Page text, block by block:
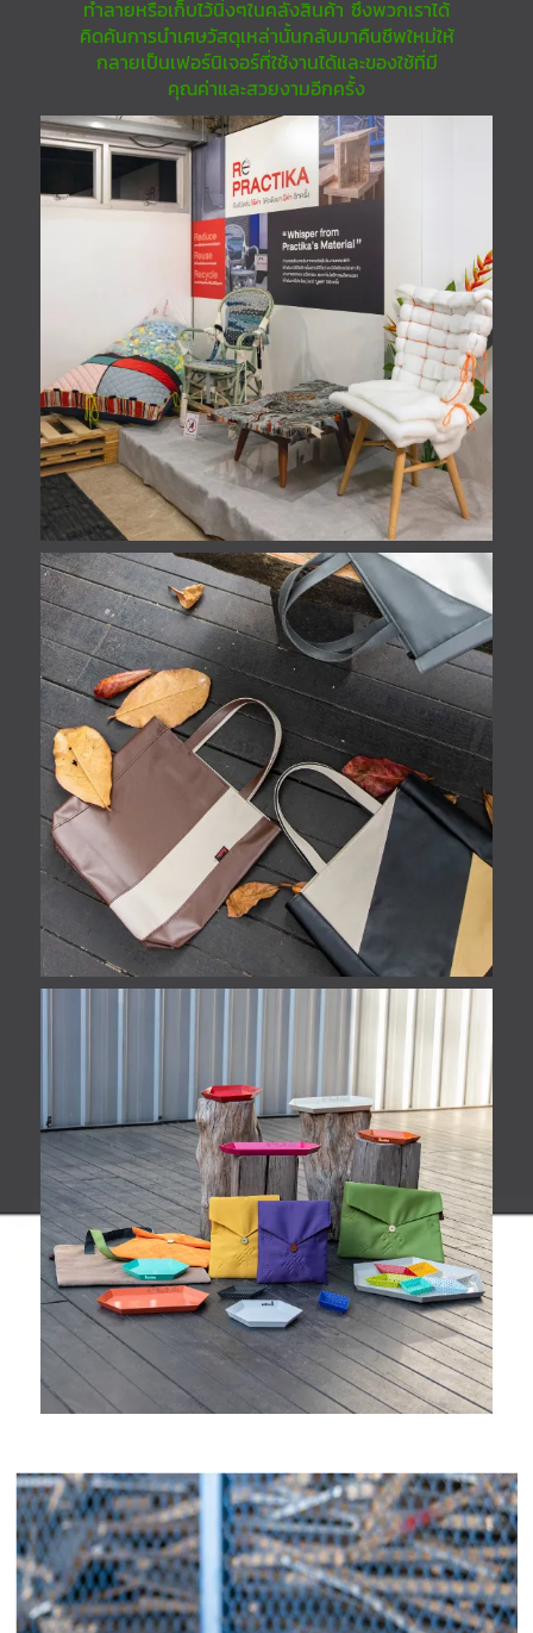
ทำลายหรือเก็บไว้นิ่งๆในคลังสินค้า ซึ่งพวกเราได้
คิดค้นการนำเศษวัสดุเหล่านั้นกลับมาคืนชีพใหม่ให้
กลายเป็นเฟอร์นิเจอร์ที่ใช้งานได้และของใช้ที่มี
คุณค่าและสวยงามอีกครั้ง